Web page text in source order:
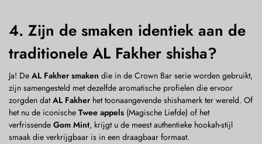
4. Zijn de smaken identiek aan de
traditionele AL Fakher shisha?
Ja! De AL Fakher smaken die in de Crown Bar serie worden gebruikt,
zijn samengesteld met dezelfde aromatische profielen die ervoor
zorgden datAL Fakher het toonaangevende shishamerk ter wereld. Of
het nu de iconische Twee appels (Magische Liefde) of het
verfrissende Gom Mint, krijgt u de meest authentieke hookah-stijl
smaak die verkrijgbaar is in een draagbaar formaat.